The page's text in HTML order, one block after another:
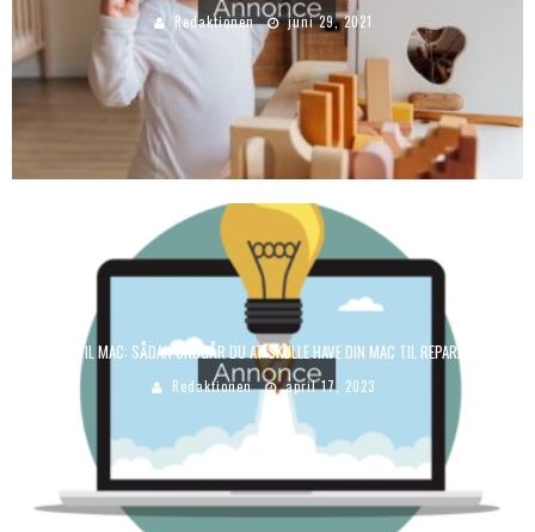
Redaktionen juni 29, 2021
TIPS TIL MAC: SÅDAN UNDGÅR DU AT SKULLE HAVE DIN MAC TIL REPARATION
Redaktionen april 17, 2023